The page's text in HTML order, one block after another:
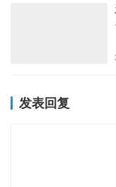
注：以下分析侧重于
发表回复